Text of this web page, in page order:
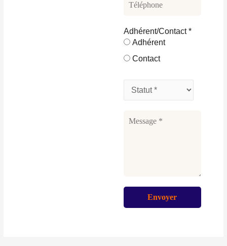
Adhérent/Contact*
Adhérent
Contact